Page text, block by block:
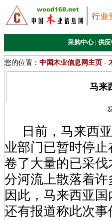
采购中心 | 供
您的位置： 中国木业信息网主页 -
马来
日前，马来西亚
业部门已暂时停
卷了大量的已采
分河流上散落着许
因此，马来西亚
还有报道称此次